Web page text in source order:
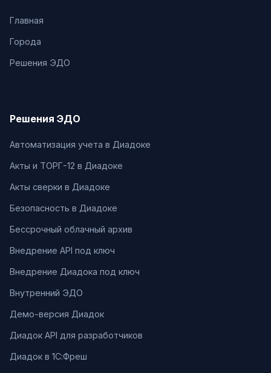
Главная
Города
Решения ЭДО
Решения ЭДО
Автоматизация учета в Диадоке
Акты и ТОРГ-12 в Диадоке
Акты сверки в Диадоке
Безопасность в Диадоке
Бессрочный облачный архив
Внедрение API под ключ
Внедрение Диадока под ключ
Внутренний ЭДО
Демо-версия Диадок
Диадок API для разработчиков
Диадок в 1С:Фреш